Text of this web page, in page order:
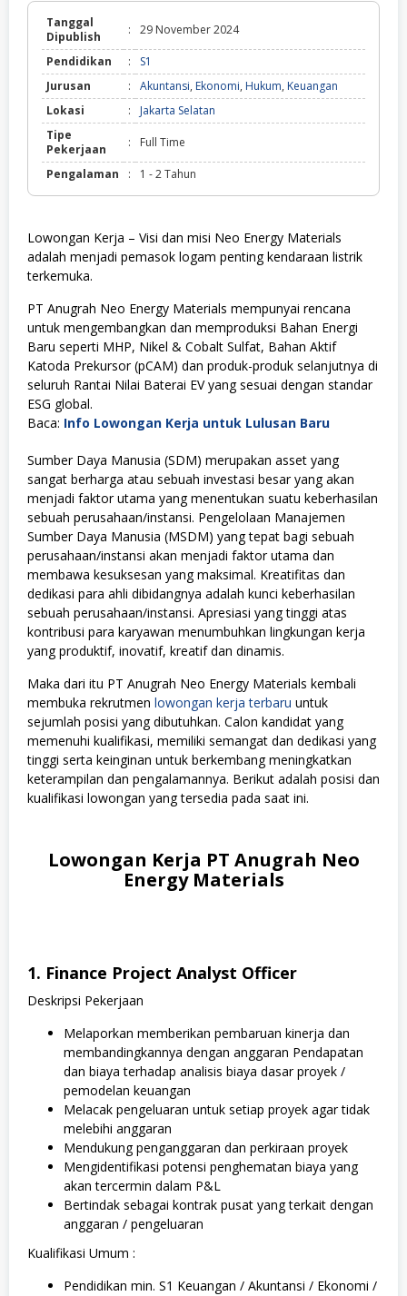
Tanggal
Dipublish
: 29 November 2024
Pendidikan :
S1
Jurusan
: Akuntansi, Ekonomi, Hukum, Keuangan
Lokasi
:
Jakarta Selatan
Tipe
Pekerjaan
: Full Time
Pengalaman : 1 - 2 Tahun
Lowongan Kerja – Visi dan misi Neo Energy Materials
adalah menjadi pemasok logam penting kendaraan listrik
terkemuka.
PT Anugrah Neo Energy Materials mempunyai rencana
untuk mengembangkan dan memproduksi Bahan Energi
Baru seperti MHP, Nikel & Cobalt Sulfat, Bahan Aktif
Katoda Prekursor (pCAM) dan produk-produk selanjutnya di
seluruh Rantai Nilai Baterai EV yang sesuai dengan standar
ESG global.
Baca: Info Lowongan Kerja untuk Lulusan Baru
Sumber Daya Manusia (SDM) merupakan asset yang
sangat berharga atau sebuah investasi besar yang akan
menjadi faktor utama yang menentukan suatu keberhasilan
sebuah perusahaan/instansi. Pengelolaan Manajemen
Sumber Daya Manusia (MSDM) yang tepat bagi sebuah
perusahaan/instansi akan menjadi faktor utama dan
membawa kesuksesan yang maksimal. Kreatifitas dan
dedikasi para ahli dibidangnya adalah kunci keberhasilan
sebuah perusahaan/instansi. Apresiasi yang tinggi atas
kontribusi para karyawan menumbuhkan lingkungan kerja
yang produktif, inovatif, kreatif dan dinamis.
Maka dari itu PT Anugrah Neo Energy Materials kembali
membuka rekrutmen lowongan kerja terbaru untuk
sejumlah posisi yang dibutuhkan. Calon kandidat yang
memenuhi kualifikasi, memiliki semangat dan dedikasi yang
tinggi serta keinginan untuk berkembang meningkatkan
keterampilan dan pengalamannya. Berikut adalah posisi dan
kualifikasi lowongan yang tersedia pada saat ini.
Lowongan Kerja PT Anugrah Neo
Energy Materials
1. Finance Project Analyst Officer
Deskripsi Pekerjaan
Melaporkan memberikan pembaruan kinerja dan
membandingkannya dengan anggaran Pendapatan
dan biaya terhadap analisis biaya dasar proyek /
pemodelan keuangan
Melacak pengeluaran untuk setiap proyek agar tidak
melebihi anggaran
Mendukung penganggaran dan perkiraan proyek
Mengidentifikasi potensi penghematan biaya yang
akan tercermin dalam P&L
Bertindak sebagai kontrak pusat yang terkait dengan
anggaran / pengeluaran
Kualifikasi Umum :
Pendidikan min. S1 Keuangan / Akuntansi / Ekonomi /